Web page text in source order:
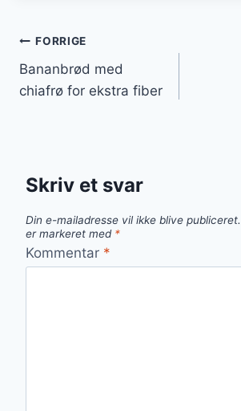
Indlægsnavigation
FORRIGE
Bananbrød med
chiafrø for ekstra fiber
Skriv et svar
Din e-mailadresse vil ikke blive publiceret.
er markeret med *
Kommentar *